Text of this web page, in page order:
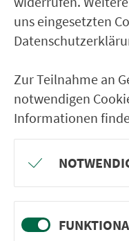
22.000
Abfahrten
uns eingesetzten
Zur Teilnahme an
notwendigen
Informationen